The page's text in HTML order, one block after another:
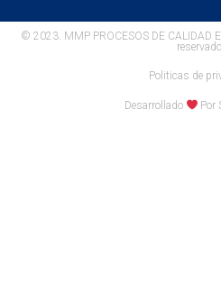
© 2023. MMP PROCESOS DE CALIDAD
Politicas de
Desarrollado Por